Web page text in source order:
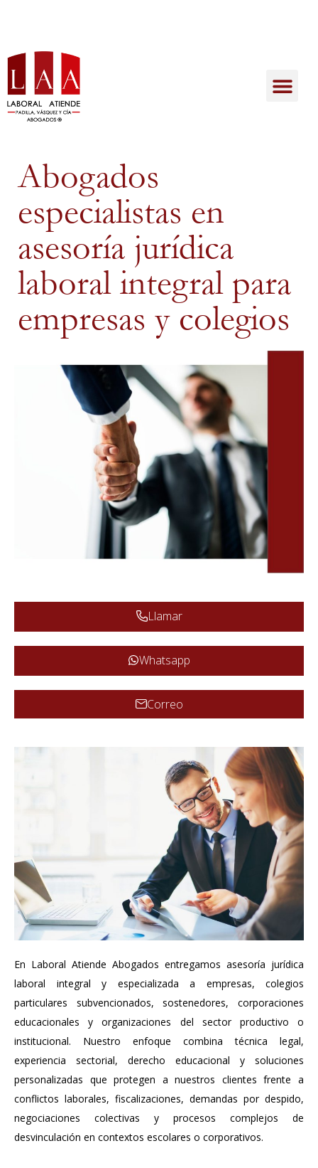
Abogados
especialistas en
asesoría jurídica
laboral integral para
empresas y colegios
Llamar
Whatsapp
Correo
En Laboral Atiende Abogados entregamos asesoría jurídica
laboral integral y especializada a empresas, colegios
particulares subvencionados, sostenedores, corporaciones
educacionales y organizaciones del sector productivo o
institucional. Nuestro enfoque combina técnica legal,
experiencia sectorial, derecho educacional y soluciones
personalizadas que protegen a nuestros clientes frente a
conflictos laborales, fiscalizaciones, demandas por despido,
negociaciones colectivas y procesos complejos de
desvinculación en contextos escolares o corporativos.